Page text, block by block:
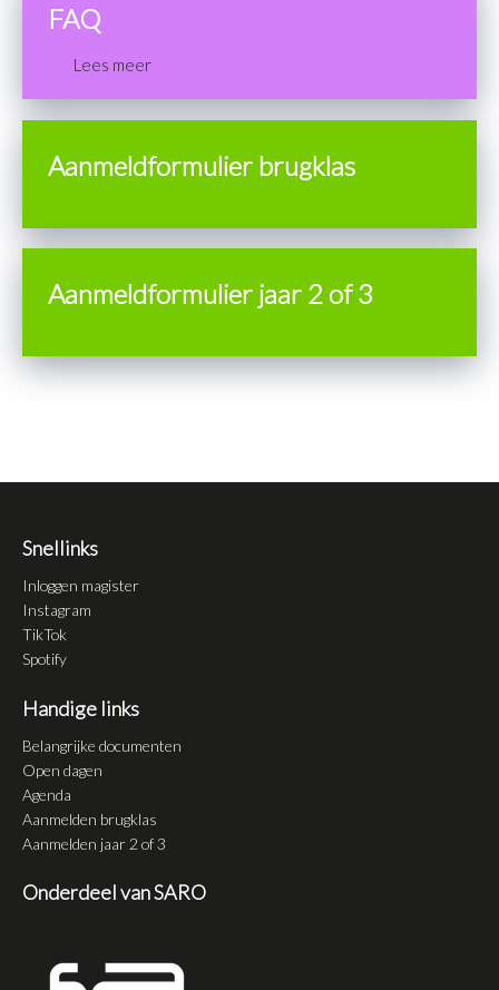
FAQ
Lees meer
Aanmeldformulier brugklas
Aanmeldformulier jaar 2 of 3
Snellinks
Inloggen magister
Instagram
TikTok
Spotify
Handige links
Belangrijke documenten
Open dagen
Agenda
Aanmelden brugklas
Aanmelden jaar 2 of 3
Onderdeel van SARO